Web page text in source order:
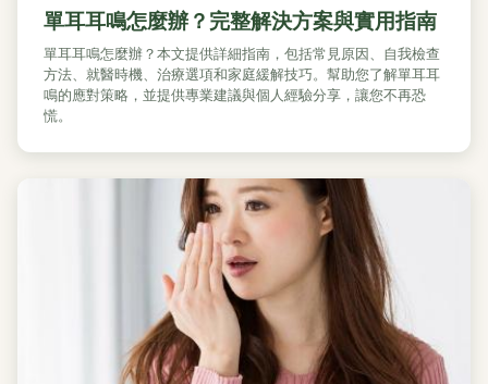
單耳耳鳴怎麼辦？完整解決方案與實用指南
單耳耳鳴怎麼辦？本文提供詳細指南，包括常見原因、自我檢查
方法、就醫時機、治療選項和家庭緩解技巧。幫助您了解單耳耳
鳴的應對策略，並提供專業建議與個人經驗分享，讓您不再恐
慌。